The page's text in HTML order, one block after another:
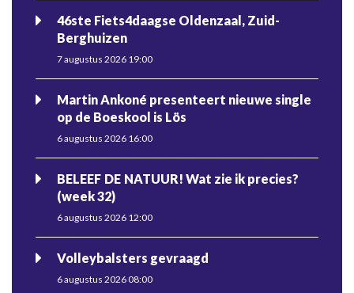
46ste Fiets4daagse Oldenzaal, Zuid-
Berghuizen
7 augustus 2026 19:00
Martin Ankoné presenteert nieuwe single
op de Boeskool is Lös
6 augustus 2026 16:00
BELEEF DE NATUUR! Wat zie ik precies?
(week 32)
6 augustus 2026 12:00
Volleybalsters gevraagd
6 augustus 2026 08:00